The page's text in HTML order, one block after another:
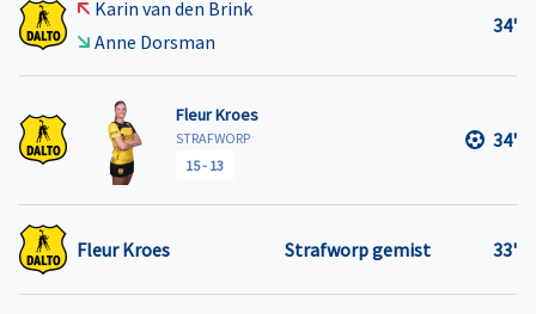
Karin van den Brink
Anne Dorsman
34'
Fleur Kroes
STRAFWORP
15- 13
34'
Fleur Kroes Strafworp gemist 33'